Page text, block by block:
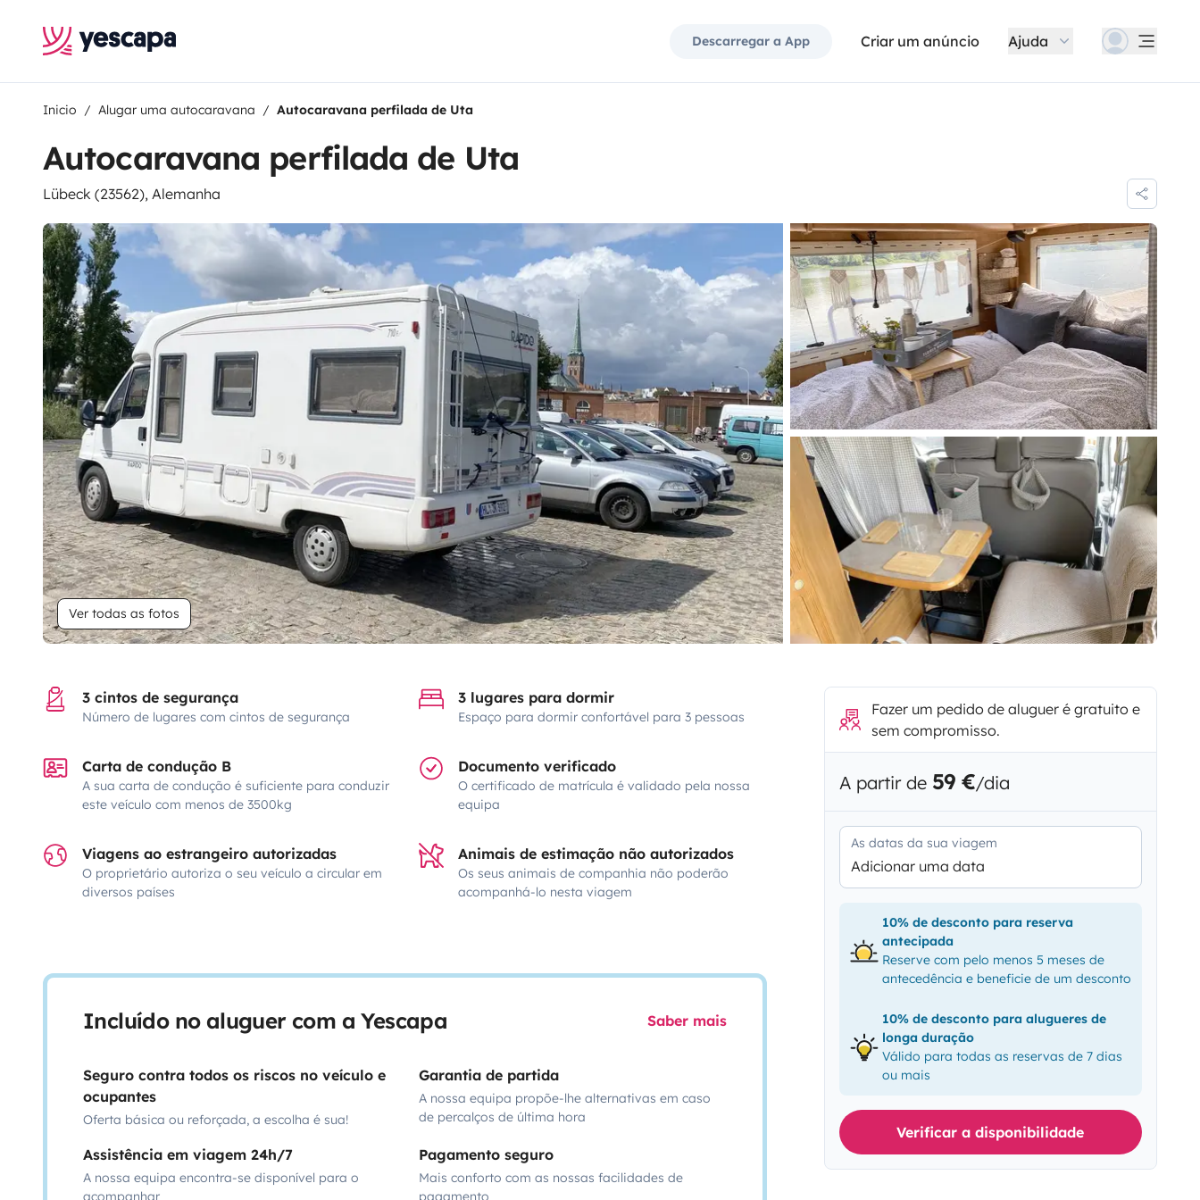
Descarregar a App Criar um anúncio Ajuda
Inicio Alugar uma autocaravana Autocaravana perfilada de Uta
Autocaravana perfilada de Uta
Lübeck (23562), Alemanha
Ver todas as fotos
3 cintos de segurança
Número de lugares com cintos de segurança
3 lugares para dormir
Espaço para dormir confortável para 3 pessoas
Carta de condução B
A sua carta de condução é suficiente para conduzir
este veículo com menos de 3500kg
Documento verificado
O certificado de matrícula é validado pela nossa
equipa
Viagens ao estrangeiro autorizadas
O proprietário autoriza o seu veículo a circular em
diversos países
Animais de estimação não autorizados
Os seus animais de companhia não poderão
acompanhá-lo nesta viagem
Incluído no aluguer com a Yescapa Saber mais
Seguro contra todos os riscos no veículo e
ocupantes
Oferta básica ou reforçada, a escolha é sua!
Garantia de partida
A nossa equipa propõe-lhe alternativas em caso
de percalços de última hora
Assistência em viagem 24h/7
A nossa equipa encontra-se disponível para o
acompanhar
Pagamento seguro
Mais conforto com as nossas facilidades de
pagamento
Fazer um pedido de aluguer é gratuito e
sem compromisso.
A partir de 59 €/dia
As datas da sua viagem
Adicionar uma data
10% de desconto para reserva
antecipada
Reserve com pelo menos 5 meses de
antecedência e beneficie de um desconto
10% de desconto para alugueres de
longa duração
Válido para todas as reservas de 7 dias
ou mais
Verificar a disponibilidade